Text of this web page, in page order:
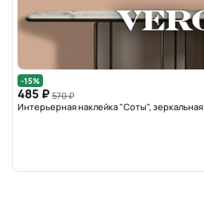
-15%
485 ₽ 570 ₽
Интерьерная наклейка "Соты", зеркальная